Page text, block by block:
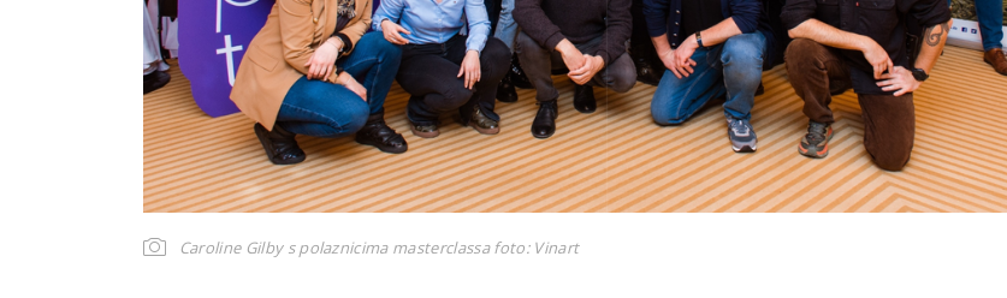
Caroline Gilby s polaznicima masterclassafoto: Vinart